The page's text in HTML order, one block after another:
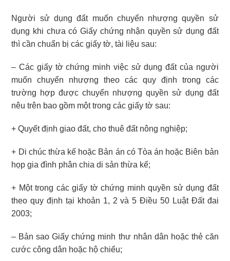
Người sử dụng đất muốn chuyển nhượng quyền sử
dụng khi chưa có Giấy chứng nhận quyền sử dụng đất
thì cần chuẩn bị các giấy tờ, tài liệu sau:
– Các giấy tờ chứng minh việc sử dụng đất của người
muốn chuyển nhượng theo các quy định trong các
trường hợp được chuyển nhượng quyền sử dụng đất
nêu trên bao gồm một trong các giấy tờ sau:
+ Quyết định giao đất, cho thuê đất nông nghiệp;
+ Di chúc thừa kế hoặc Bản án có Tòa án hoặc Biên bản
họp gia đình phân chia di sản thừa kế;
+ Một trong các giấy tờ chứng minh quyền sử dụng đất
theo quy định tại khoản 1, 2 và 5 Điều 50 Luật Đất đai
2003;
– Bản sao Giấy chứng minh thư nhân dân hoặc thẻ căn
cước công dân hoặc hộ chiếu;